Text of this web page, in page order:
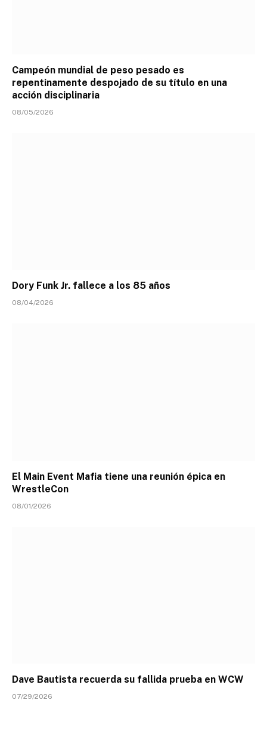
Campeón mundial de peso pesado es
repentinamente despojado de su título en una
acción disciplinaria
08/05/2026
Dory Funk Jr. fallece a los 85 años
08/04/2026
El Main Event Mafia tiene una reunión épica en
WrestleCon
08/01/2026
Dave Bautista recuerda su fallida prueba en WCW
07/29/2026